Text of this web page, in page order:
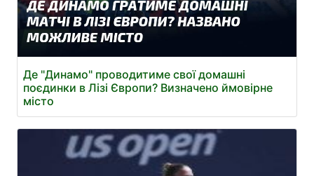
Де "Динамо" проводитиме свої домашні
поєдинки в Лізі Європи? Визначено ймовірне
місто